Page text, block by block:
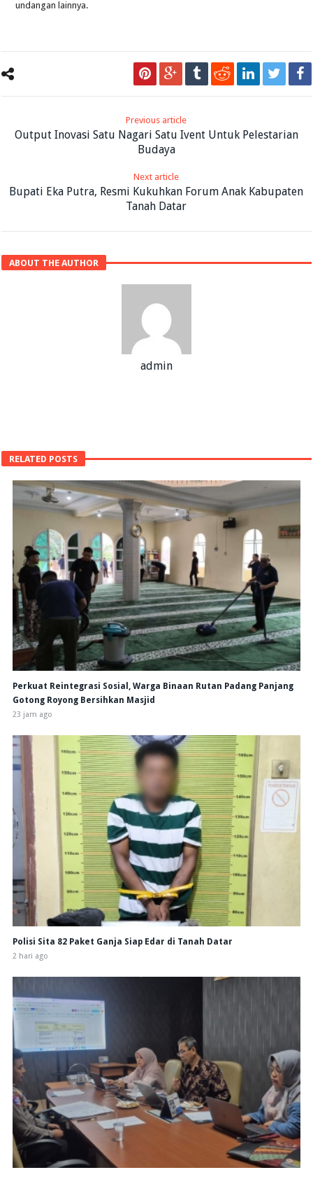
undangan lainnya.
Previous article
Output Inovasi Satu Nagari Satu Ivent Untuk Pelestarian
Budaya
Next article
Bupati Eka Putra, Resmi Kukuhkan Forum Anak Kabupaten
Tanah Datar
ABOUT THE AUTHOR
admin
RELATED POSTS
Perkuat Reintegrasi Sosial, Warga Binaan Rutan Padang Panjang
Gotong Royong Bersihkan Masjid
23 jam ago
Polisi Sita 82 Paket Ganja Siap Edar di Tanah Datar
2 hari ago